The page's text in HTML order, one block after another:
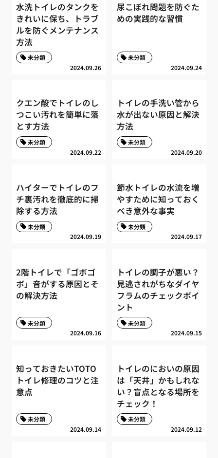
水洗トイレのタンクを
きれいに保ち、トラブ
ルを防ぐメンテナンス
方法
2024.09.26
未分類
尿こぼれ問題を防ぐた
めの実践的な習慣
2024.09.24
未分類
クエン酸でトイレのし
つこい汚れを簡単に落
とす方法
2024.09.22
未分類
トイレの手洗い管から
水が出ない原因と解決
方法
2024.09.20
未分類
ハイターでトイレのフ
チ裏汚れを徹底的に掃
除する方法
2024.09.19
未分類
節水トイレの水流を増
やすために知っておく
べき意外な事実
2024.09.17
未分類
2階トイレで「ゴボゴ
ボ」音がする原因とそ
の解決方法
2024.09.16
未分類
トイレの調子が悪い？
見逃されがちなダイヤ
フラムのチェックポイ
ント
2024.09.15
未分類
知っておきたいTOTO
トイレ修理のコツと注
意点
2024.09.14
未分類
トイレのにおいの原因
は「天井」かもしれな
い？盲点となる場所を
チェック！
2024.09.12
未分類